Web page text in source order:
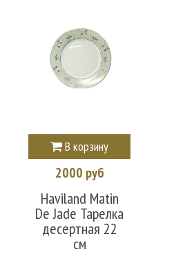
В корзину
2000 руб
Haviland Matin
De Jade Тарелка
десертная 22
см